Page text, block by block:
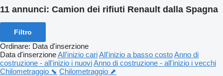
11 annunci: Camion dei rifiuti Renault dalla Spagna
Filtro
Ordinare: Data d'inserzione
Data d'inserzioneAll'inizio cariAll'inizio a basso costoAnno di
costruzione - all'inizio i nuoviAnno di costruzione - all'inizio i vecchi
Chilometraggio ⬊ Chilometraggio ⬈